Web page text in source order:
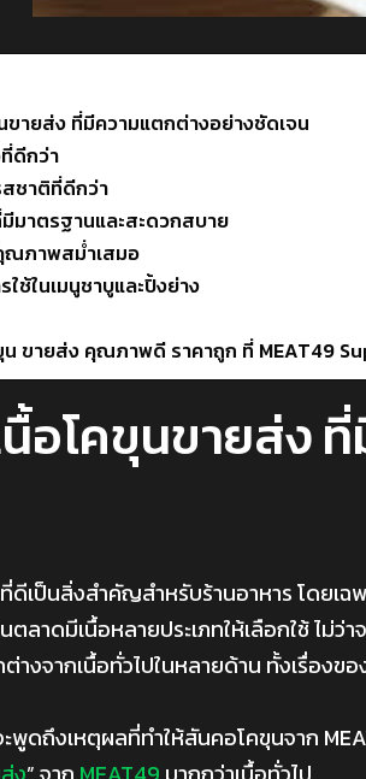
ขายส่ง ที่มีความแตกต่างอย่างชัดเจน
ดีกว่า
สชาติที่ดีกว่า
มาตรฐานและสะดวกสบาย
ณภาพสม่ำเสมอ
ใช้ในเมนูชาบูและปิ้งย่าง
น ขายส่ง คุณภาพดี ราคาถูก ที่ MEAT49
อโคขุนขายส่ง
ดีเป็นสิ่งสำคัญสำหรับร้านอาหาร โดยเ
ตลาดมีเนื้อหลายประเภทให้เลือกใช้ ไม่ว่
างจากเนื้อทั่วไปในหลายด้าน ทั้งเรื่องข
ะพูดถึงเหตุผลที่ทำให้สันคอโคขุนจาก